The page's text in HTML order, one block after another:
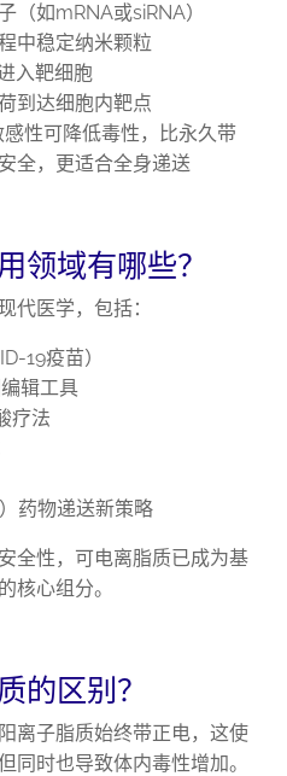
（如mRNA或siRNA）
中稳定纳米颗粒
入靶细胞
到达细胞内靶点
性可降低毒性，比永久带
全，更适合全身递送
领域有哪些？
代医学，包括：
19疫苗）
辑工具
疗法
药物递送新策略
全性，可电离脂质已成为基
核心组分。
的区别？
离子脂质始终带正电，这使
同时也导致体内毒性增加。